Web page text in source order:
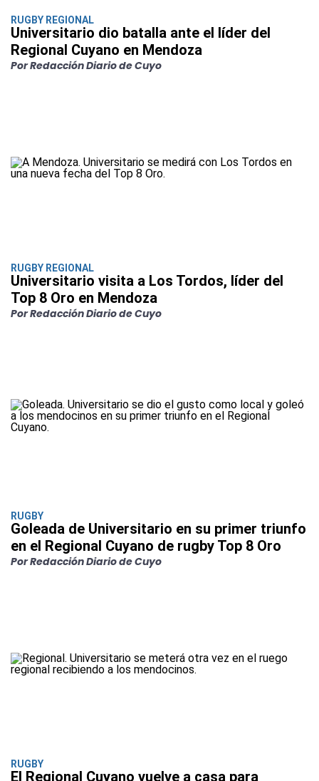
RUGBY REGIONAL
Universitario dio batalla ante el líder del
Regional Cuyano en Mendoza
Por Redacción Diario de Cuyo
RUGBY REGIONAL
Universitario visita a Los Tordos, líder del
Top 8 Oro en Mendoza
Por Redacción Diario de Cuyo
RUGBY
Goleada de Universitario en su primer triunfo
en el Regional Cuyano de rugby Top 8 Oro
Por Redacción Diario de Cuyo
RUGBY
El Regional Cuyano vuelve a casa para